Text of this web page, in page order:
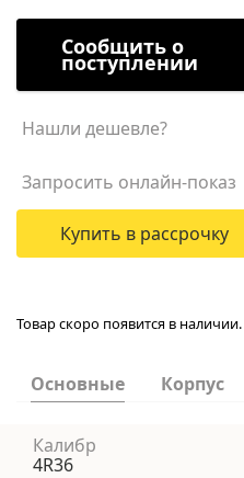
Сообщить о
поступлении
Нашли дешевле?
Запросить онлайн-показ
Купить в рассрочку
Товар скоро появится в наличии.
Основные Корпус
Калибр
4R36